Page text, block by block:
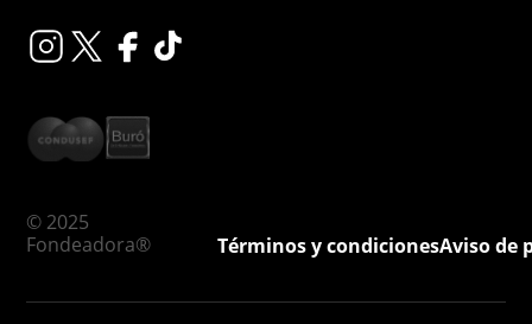
© 2025
Fondeadora®
Términos y condicionesAviso de